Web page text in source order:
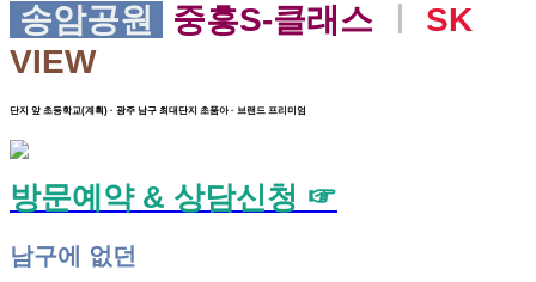
송암공원 중흥S-클래스
SK
VIEW
단지 앞 초등학교(계획) · 광주 남구 최대단지 초품아 · 브랜드 프리미엄
방문예약 & 상담신청 ☞
남구에 없던